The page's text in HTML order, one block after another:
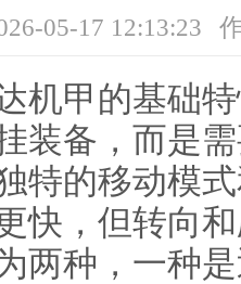
05-17 12:13:23
机甲的基础
装备，而是
特的移动模
快，但转向
两种，一种